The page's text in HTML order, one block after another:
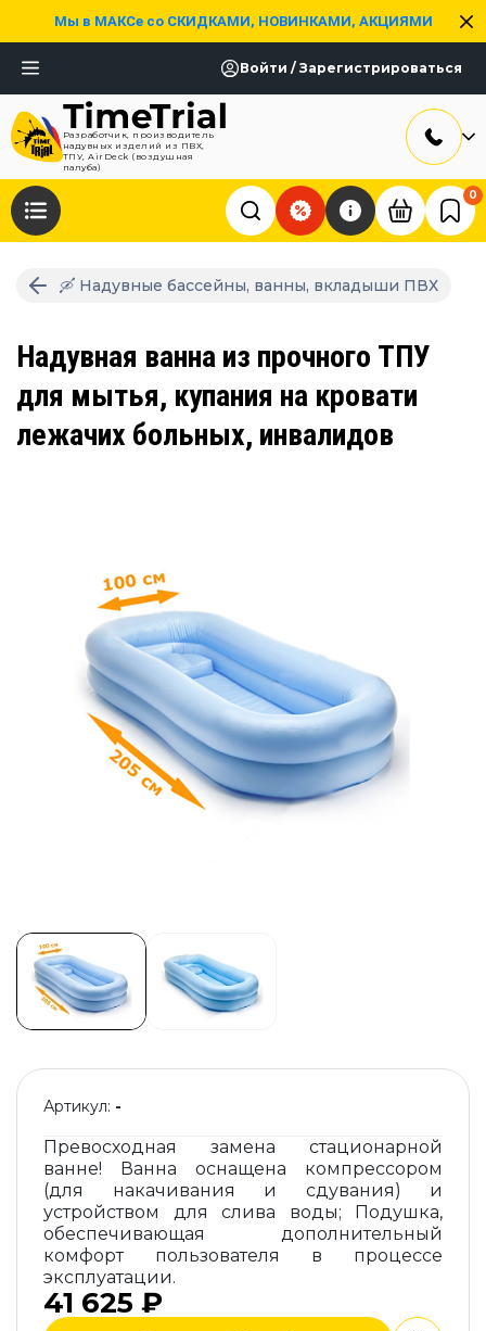
Мы в МАКСе со СКИДКАМИ, НОВИНКАМИ, АКЦИЯМИ
Войти / Зарегистрироваться
Разработчик, производитель
надувных изделий из ПВХ,
ТПУ, AirDeck (воздушная
палуба)
0
🛶 Надувные бассейны, ванны, вкладыши ПВХ
Надувная ванна из прочного ТПУ
для мытья, купания на кровати
лежачих больных, инвалидов
Артикул: -
Превосходная замена стационарной
ванне! Ванна оснащена компрессором
(для накачивания и сдувания) и
устройством для слива воды; Подушка,
обеспечивающая дополнительный
комфорт пользователя в процессе
эксплуатации.
41 625 ₽